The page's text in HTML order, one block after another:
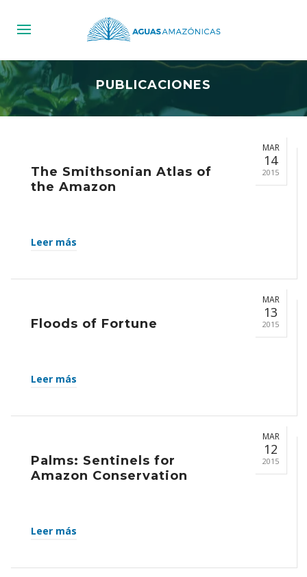
PUBLICACIONES
MAR
14
2015
The Smithsonian Atlas of
the Amazon
Leer más
MAR
13
2015
Floods of Fortune
Leer más
MAR
12
2015
Palms: Sentinels for
Amazon Conservation
Leer más